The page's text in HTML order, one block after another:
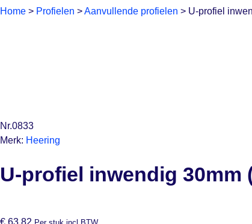
Home > Profielen >Aanvullende profielen > U-profiel
Nr.0833
Merk: Heering
U-profiel inwendig 30mm
€ 63,82